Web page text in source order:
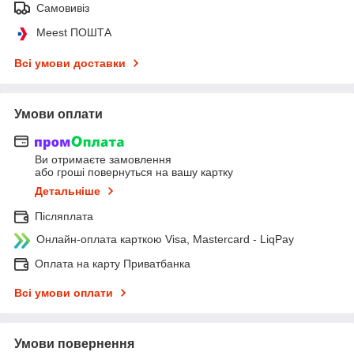
Самовивіз
Meest ПОШТА
Всі умови доставки
Умови оплати
Ви отримаєте замовлення
або гроші повернуться на вашу картку
Детальніше
Післяплата
Онлайн-оплата карткою Visa, Mastercard - LiqPay
Оплата на карту Приватбанка
Всі умови оплати
Умови повернення